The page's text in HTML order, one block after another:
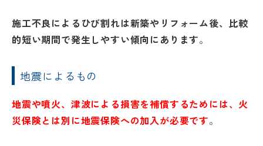
施工不良によるひび割れは新築やリフォーム後、比較
的短い期間で発生しやすい傾向にあります。
地震によるもの
地震や噴火、津波による損害を補償するためには、火
災保険とは別に地震保険への加入が必要です。